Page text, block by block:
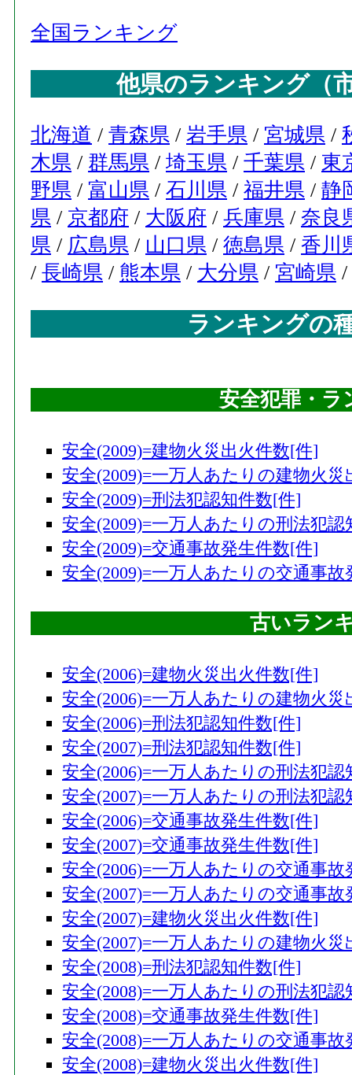
全国ランキング
他県のランキング（
北海道 / 青森県 / 岩手県 / 宮城県 /
木県 / 群馬県 / 埼玉県 / 千葉県 / 東
野県 / 富山県 / 石川県 / 福井県 / 静
県 / 京都府 / 大阪府 / 兵庫県 / 奈良
県 / 広島県 / 山口県 / 徳島県 / 香川
/ 長崎県 / 熊本県 / 大分県 / 宮崎県 /
ランキングの
安全犯罪・ラ
安全(2009)=建物火災出火件数[件]
安全(2009)=一万人あたりの建物火災
安全(2009)=刑法犯認知件数[件]
安全(2009)=一万人あたりの刑法犯認
安全(2009)=交通事故発生件数[件]
安全(2009)=一万人あたりの交通事故
古いラン
安全(2006)=建物火災出火件数[件]
安全(2006)=一万人あたりの建物火災
安全(2006)=刑法犯認知件数[件]
安全(2007)=刑法犯認知件数[件]
安全(2006)=一万人あたりの刑法犯認
安全(2007)=一万人あたりの刑法犯認
安全(2006)=交通事故発生件数[件]
安全(2007)=交通事故発生件数[件]
安全(2006)=一万人あたりの交通事故
安全(2007)=一万人あたりの交通事故
安全(2007)=建物火災出火件数[件]
安全(2007)=一万人あたりの建物火災
安全(2008)=刑法犯認知件数[件]
安全(2008)=一万人あたりの刑法犯認
安全(2008)=交通事故発生件数[件]
安全(2008)=一万人あたりの交通事故
安全(2008)=建物火災出火件数[件]